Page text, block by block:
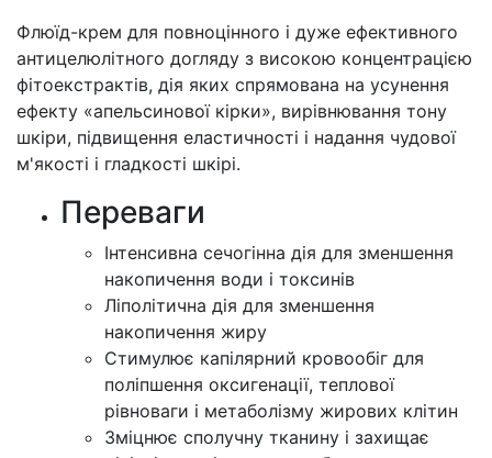
Флюїд-крем для повноцінного і дуже ефективного
антицелюлітного догляду з високою концентрацією
фітоекстрактів, дія яких спрямована на усунення
ефекту «апельсинової кірки», вирівнювання тону
шкіри, підвищення еластичності і надання чудової
м'якості і гладкості шкірі.
Переваги
Інтенсивна сечогінна дія для зменшення
накопичення води і токсинів
Ліполітична дія для зменшення
накопичення жиру
Стимулює капілярний кровообіг для
поліпшення оксигенації, теплової
рівноваги і метаболізму жирових клітин
Зміцнює сполучну тканину і захищає